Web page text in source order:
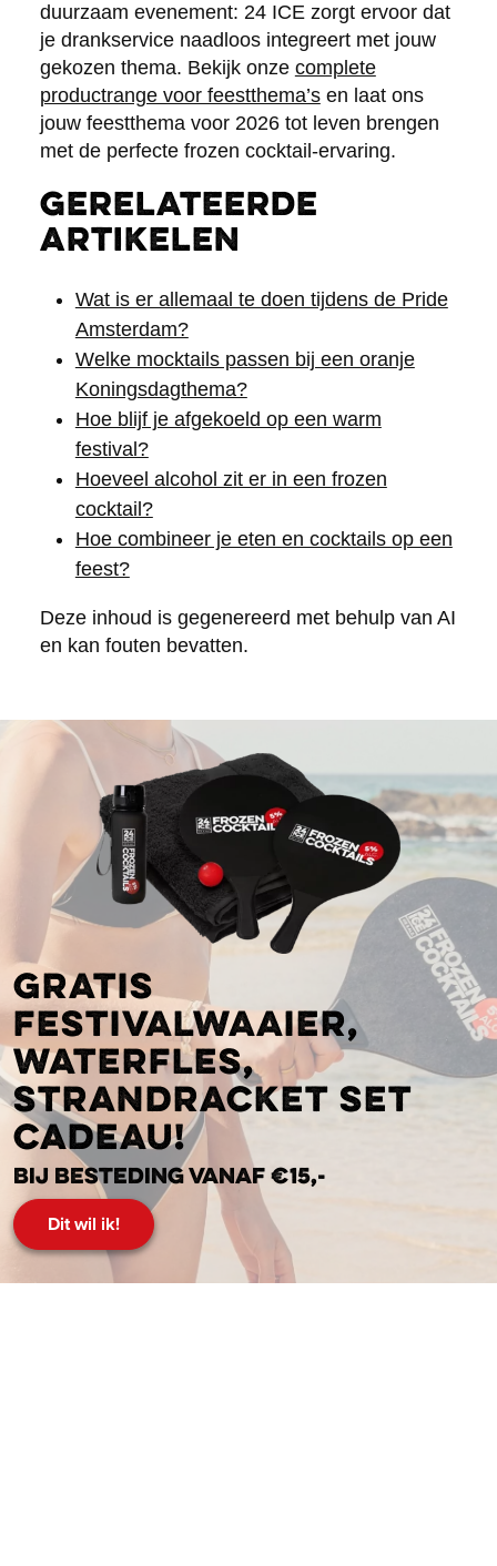
duurzaam evenement: 24 ICE zorgt ervoor dat
je drankservice naadloos integreert met jouw
gekozen thema. Bekijk onze complete
productrange voor feestthema’sen laat ons
jouw feestthema voor 2026 tot leven brengen
met de perfecte frozen cocktail-ervaring.
Gerelateerde
artikelen
Wat is er allemaal te doen tijdens de Pride
Amsterdam?
Welke mocktails passen bij een oranje
Koningsdagthema?
Hoe blijf je afgekoeld op een warm
festival?
Hoeveel alcohol zit er in een frozen
cocktail?
Hoe combineer je eten en cocktails op een
feest?
Deze inhoud is gegenereerd met behulp van AI
en kan fouten bevatten.
Gratis
festivalwaaier,
waterfles,
strandracket set
cadeau!
Bij besteding vanaf €15,-
Dit wil ik!